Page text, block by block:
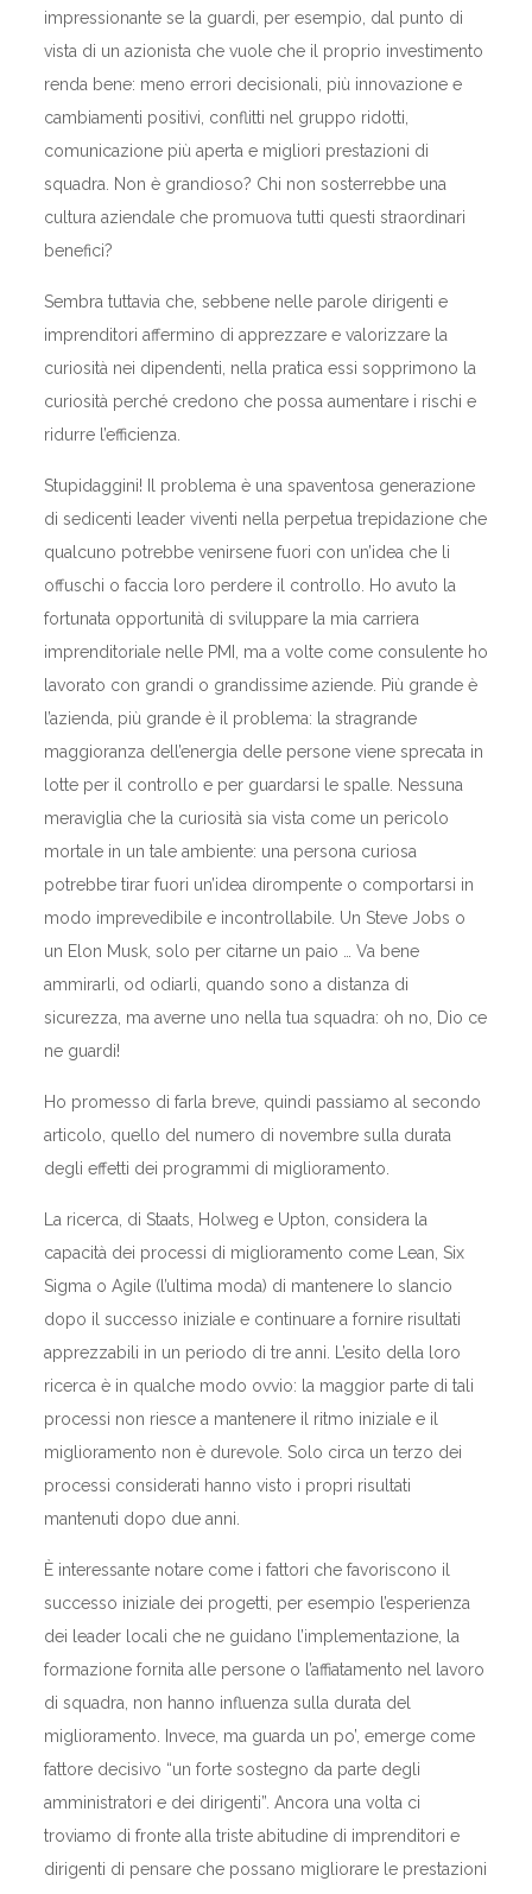
impressionante se la guardi, per esempio, dal punto di
vista di un azionista che vuole che il proprio investimento
renda bene: meno errori decisionali, più innovazione e
cambiamenti positivi, conflitti nel gruppo ridotti,
comunicazione più aperta e migliori prestazioni di
squadra. Non è grandioso? Chi non sosterrebbe una
cultura aziendale che promuova tutti questi straordinari
benefici?
Sembra tuttavia che, sebbene nelle parole dirigenti e
imprenditori affermino di apprezzare e valorizzare la
curiosità nei dipendenti, nella pratica essi sopprimono la
curiosità perché credono che possa aumentare i rischi e
ridurre l’efficienza.
Stupidaggini! Il problema è una spaventosa generazione
di sedicenti leader viventi nella perpetua trepidazione che
qualcuno potrebbe venirsene fuori con un’idea che li
offuschi o faccia loro perdere il controllo. Ho avuto la
fortunata opportunità di sviluppare la mia carriera
imprenditoriale nelle PMI, ma a volte come consulente ho
lavorato con grandi o grandissime aziende. Più grande è
l’azienda, più grande è il problema: la stragrande
maggioranza dell’energia delle persone viene sprecata in
lotte per il controllo e per guardarsi le spalle. Nessuna
meraviglia che la curiosità sia vista come un pericolo
mortale in un tale ambiente: una persona curiosa
potrebbe tirar fuori un’idea dirompente o comportarsi in
modo imprevedibile e incontrollabile. Un Steve Jobs o
un Elon Musk, solo per citarne un paio … Va bene
ammirarli, od odiarli, quando sono a distanza di
sicurezza, ma averne uno nella tua squadra: oh no, Dio ce
ne guardi!
Ho promesso di farla breve, quindi passiamo al secondo
articolo, quello del numero di novembre sulla durata
degli effetti dei programmi di miglioramento.
La ricerca, di Staats, Holweg e Upton, considera la
capacità dei processi di miglioramento come Lean, Six
Sigma o Agile (l’ultima moda) di mantenere lo slancio
dopo il successo iniziale e continuare a fornire risultati
apprezzabili in un periodo di tre anni. L’esito della loro
ricerca è in qualche modo ovvio: la maggior parte di tali
processi non riesce a mantenere il ritmo iniziale e il
miglioramento non è durevole. Solo circa un terzo dei
processi considerati hanno visto i propri risultati
mantenuti dopo due anni.
È interessante notare come i fattori che favoriscono il
successo iniziale dei progetti, per esempio l’esperienza
dei leader locali che ne guidano l’implementazione, la
formazione fornita alle persone o l’affiatamento nel lavoro
di squadra, non hanno influenza sulla durata del
miglioramento. Invece, ma guarda un po’, emerge come
fattore decisivo “un forte sostegno da parte degli
amministratori e dei dirigenti”. Ancora una volta ci
troviamo di fronte alla triste abitudine di imprenditori e
dirigenti di pensare che possano migliorare le prestazioni